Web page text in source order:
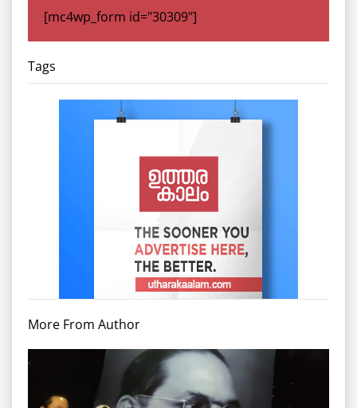
[mc4wp_form id="30309"]
Tags
More From Author